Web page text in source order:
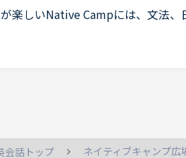
楽しいNative Campには、文法
ンメニューが準備されていますね
容は、「講師とフリー...
会話トップ ネイティブキャンプ広